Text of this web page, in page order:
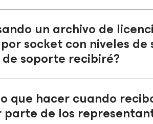
un archivo de
socket con niveles
soporte recibiré?
que hacer cuando
de los